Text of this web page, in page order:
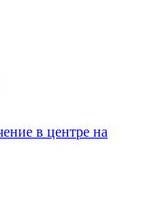
в центре на